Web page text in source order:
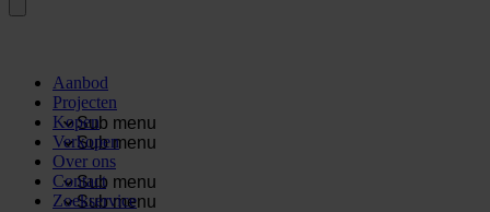
Aanbod
Projecten
Sub menu
Kopen
Sub menu
Verkopen
Over ons
Sub menu
Contact
Sub menu
Zoekservice